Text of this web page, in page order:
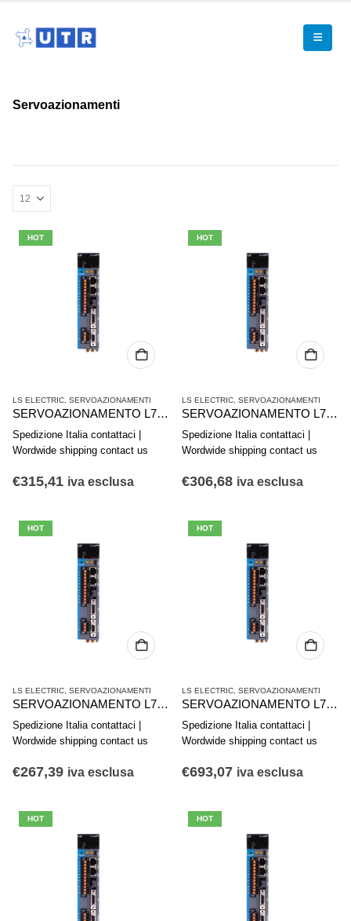
Servoazionamenti
HOT
LS ELECTRIC SERVOAZIONAMENTI
SERVOAZIONAMENTO L7CA010U COMPACT I/O 4715016600
Spedizione Italia contattaci |
Wordwide shipping contact us
€315,41 iva esclusa
HOT
LS ELECTRIC SERVOAZIONAMENTI
SERVOAZIONAMENTO L7CA008U COMPACT I/O 4715016500
Spedizione Italia contattaci |
Wordwide shipping contact us
€306,68 iva esclusa
HOT
LS ELECTRIC SERVOAZIONAMENTI
SERVOAZIONAMENTO L7CA001U COMPACT I/O 4715016400
Spedizione Italia contattaci |
Wordwide shipping contact us
€267,39 iva esclusa
HOT
LS ELECTRIC SERVOAZIONAMENTI
SERVOAZIONAMENTO L7PB020U STANDARD I/O 4715008700
Spedizione Italia contattaci |
Wordwide shipping contact us
€693,07 iva esclusa
HOT HOT